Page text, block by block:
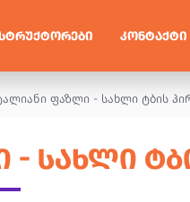
ᲙᲝᲜᲢᲐᲥᲢᲘ
ფაზლი - სახლი ტბის
ᲡᲐᲮᲚᲘ